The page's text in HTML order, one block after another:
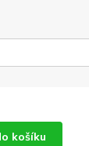
košíku